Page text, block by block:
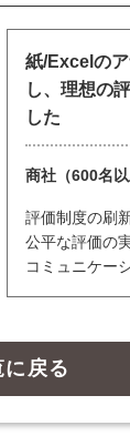
紙/Excelの
し、理想の
した
商社（600名以
評価制度の刷
公平な評価の
コミュニケー
戻る